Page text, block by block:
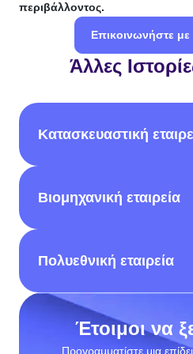
περιβάλλοντος.
Επικοινωνήστε με
Άλλες
Κατασκευαστική
Βιομηχανική εταιρεία
Πολυεθνική εταιρεία
Έτοιμοι να
Προγραμματίστε μια